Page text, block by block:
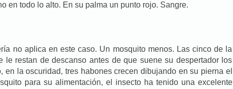
en todo lo alto. En su palma un punto rojo. Sangre.
no aplica en este caso. Un mosquito menos. Las cinco de la
le restan de descanso antes de que suene su despertador los
en la oscuridad, tres habones crecen dibujando en su pierna el
para su alimentación, el insecto ha tenido una excelente